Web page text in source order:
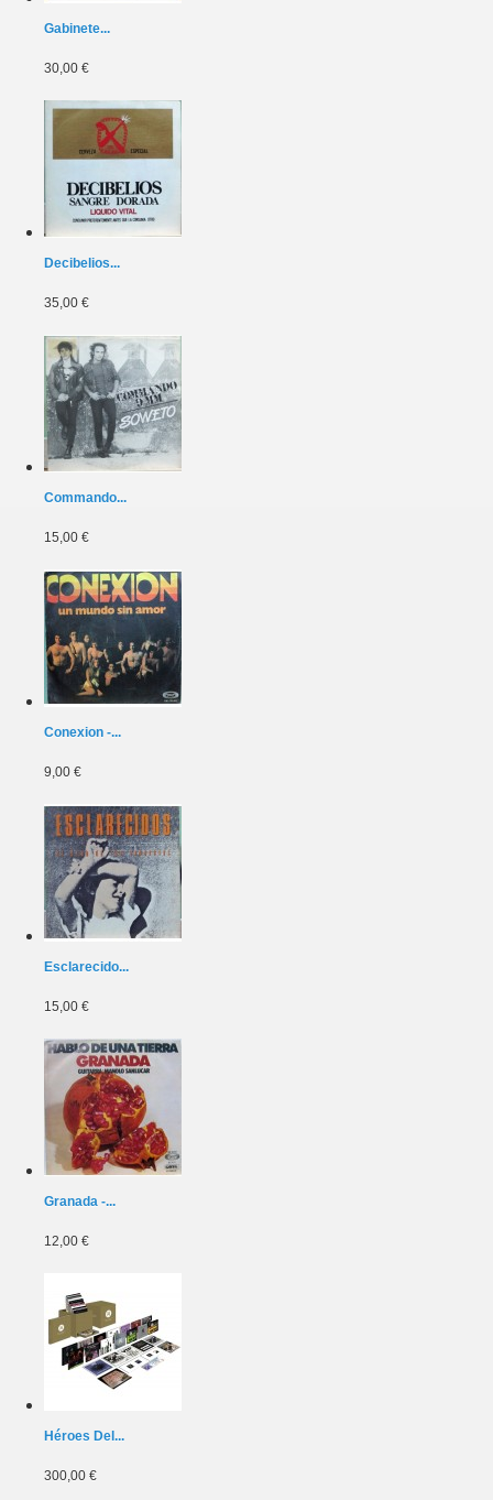
Gabinete...
30,00 €
Decibelios...
35,00 €
Commando...
15,00 €
Conexion -...
9,00 €
Esclarecido...
15,00 €
Granada -...
12,00 €
Héroes Del...
300,00 €